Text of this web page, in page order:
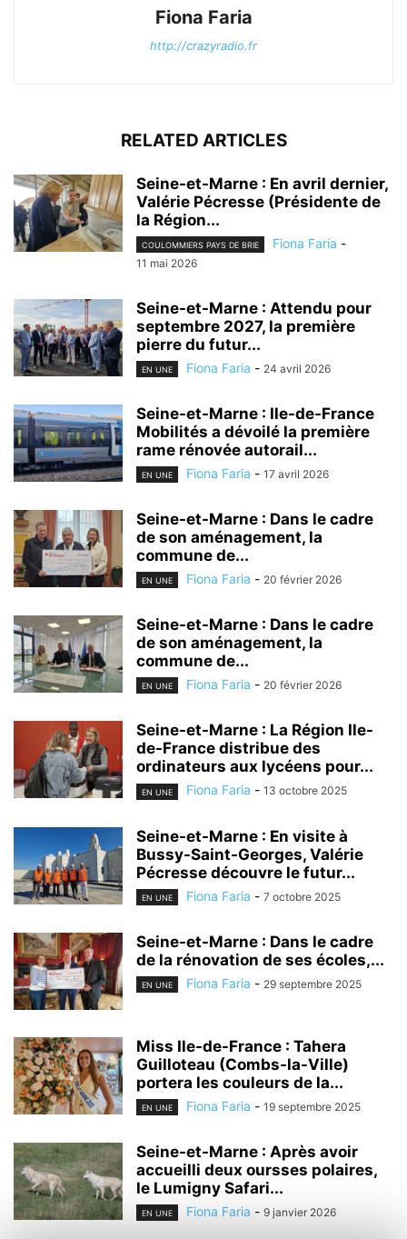
Fiona Faria
http://crazyradio.fr
RELATED ARTICLES
Seine-et-Marne : En avril dernier,
Valérie Pécresse (Présidente de
la Région...
COULOMMIERS PAYS DE BRIE Fiona Faria -
11 mai 2026
Seine-et-Marne : Attendu pour
septembre 2027, la première
pierre du futur...
EN UNE Fiona Faria - 24 avril 2026
Seine-et-Marne : Ile-de-France
Mobilités a dévoilé la première
rame rénovée autorail...
EN UNE Fiona Faria - 17 avril 2026
Seine-et-Marne : Dans le cadre
de son aménagement, la
commune de...
EN UNE Fiona Faria - 20 février 2026
Seine-et-Marne : Dans le cadre
de son aménagement, la
commune de...
EN UNE Fiona Faria - 20 février 2026
Seine-et-Marne : La Région Ile-
de-France distribue des
ordinateurs aux lycéens pour...
EN UNE Fiona Faria - 13 octobre 2025
Seine-et-Marne : En visite à
Bussy-Saint-Georges, Valérie
Pécresse découvre le futur...
EN UNE Fiona Faria - 7 octobre 2025
Seine-et-Marne : Dans le cadre
de la rénovation de ses écoles,...
EN UNE Fiona Faria - 29 septembre 2025
Miss Ile-de-France : Tahera
Guilloteau (Combs-la-Ville)
portera les couleurs de la...
EN UNE Fiona Faria - 19 septembre 2025
Seine-et-Marne : Après avoir
accueilli deux oursses polaires,
le Lumigny Safari...
EN UNE Fiona Faria - 9 janvier 2026